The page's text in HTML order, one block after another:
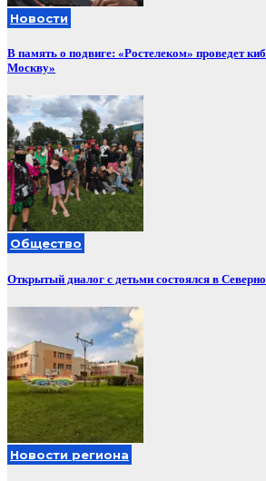
Новости
В память о подвиге: «Ростелеком» проведет
Москву»
Общество
Открытый диалог с детьми состоялся в
Новости региона